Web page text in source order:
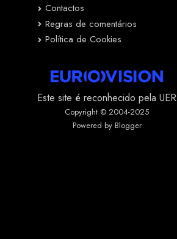
Contactos
Regras de comentários
Política de Cookies
Este site é reconhecido pela UER
Copyright © 2004-2025
Powered by Blogger